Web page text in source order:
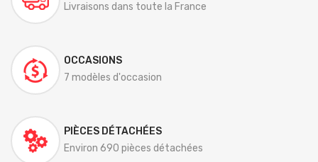
Livraisons dans toute la France
OCCASIONS
7 modèles d'occasion
PIÈCES DÉTACHÉES
Environ 690 pièces détachées